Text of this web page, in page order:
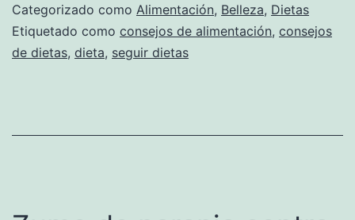
Categorizado como Alimentación, Belleza, Dietas
Etiquetado como consejos de alimentación, consejos
de dietas, dieta, seguir dietas